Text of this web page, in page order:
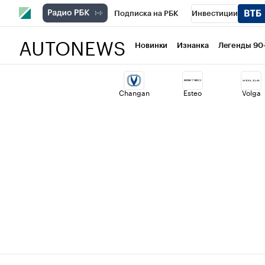
Подписка на РБК Инвестиции
Национальные проекты Город
Кредитные рейтинги Франшизы
AUTONEWS Новинки Изнанка Легенды
Changan Esteo Volga